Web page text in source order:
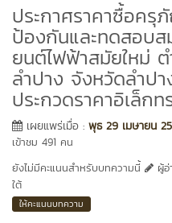
ประกาศราคาซื้อค
ป้องกันและทดสอบส
ยนต์ไฟฟ้าสมัยใหม่
ลำปาง จังหวัดลำป
ประกวดราคาอิเล็ก
เผยแพร่เมื่อ : พุธ 29 เมษายน
เข้าชม 491 คน
ยังไม่มีคะแนนสำหรับบทความนี้
ผู้
ใต้
ให้คะแนนบทความ